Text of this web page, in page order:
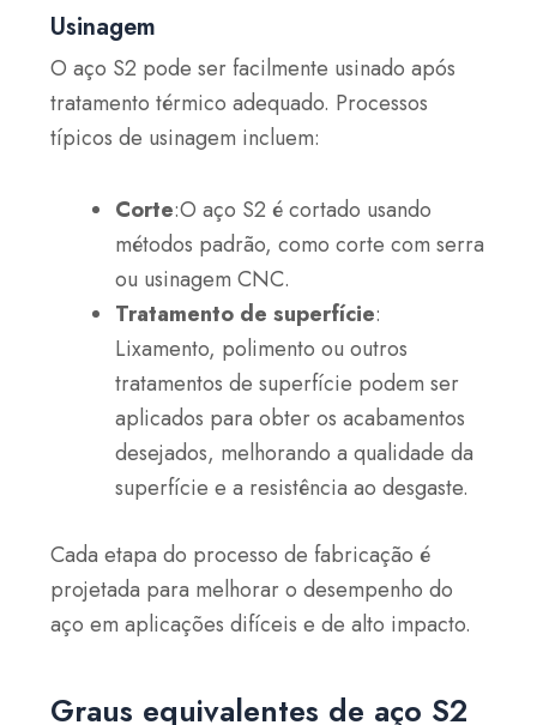
Usinagem
O aço S2 pode ser facilmente usinado após
tratamento térmico adequado. Processos
típicos de usinagem incluem:
Corte:O aço S2 é cortado usando
métodos padrão, como corte com serra
ou usinagem CNC.
Tratamento de superfície:
Lixamento, polimento ou outros
tratamentos de superfície podem ser
aplicados para obter os acabamentos
desejados, melhorando a qualidade da
superfície e a resistência ao desgaste.
Cada etapa do processo de fabricação é
projetada para melhorar o desempenho do
aço em aplicações difíceis e de alto impacto.
Graus equivalentes de aço S2